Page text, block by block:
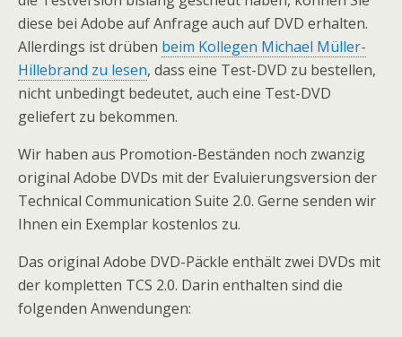
diese bei Adobe auf Anfrage auch auf DVD erhalten.
Allerdings ist drüben beim Kollegen Michael Müller-
Hillebrand zu lesen, dass eine Test-DVD zu bestellen,
nicht unbedingt bedeutet, auch eine Test-DVD
geliefert zu bekommen.
Wir haben aus Promotion-Beständen noch zwanzig
original Adobe DVDs mit der Evaluierungsversion der
Technical Communication Suite 2.0. Gerne senden wir
Ihnen ein Exemplar kostenlos zu.
Das original Adobe DVD-Päckle enthält zwei DVDs mit
der kompletten TCS 2.0. Darin enthalten sind die
folgenden Anwendungen: